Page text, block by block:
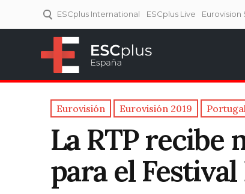
ESCplus International ESCplus Live Eurovision
Eurovisión Eurovisión 2019
La RTP recibe
para el Festival